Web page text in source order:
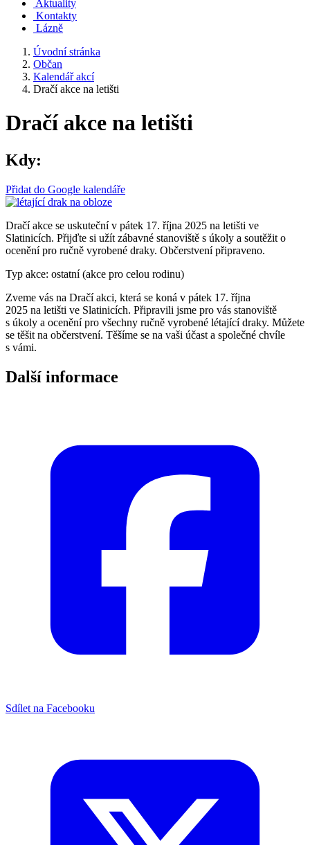
Aktuality
Kontakty
Lázně
Úvodní stránka
Občan
Kalendář akcí
Dračí akce na letišti
Dračí akce na letišti
Kdy:
Přidat do Google kalendáře
Dračí akce se uskuteční v pátek 17. října 2025 na letišti ve
Slatinicích. Přijďte si užít zábavné stanoviště s úkoly a soutěžit o
ocenění pro ručně vyrobené draky. Občerstvení připraveno.
Typ akce: ostatní (akce pro celou rodinu)
Zveme vás na Dračí akci, která se koná v pátek 17. října
2025 na letišti ve Slatinicích. Připravili jsme pro vás stanoviště
s úkoly a ocenění pro všechny ručně vyrobené létající draky. Můžete
se těšit na občerstvení. Těšíme se na vaši účast a společné chvíle
s vámi.
Další informace
Sdílet na Facebooku